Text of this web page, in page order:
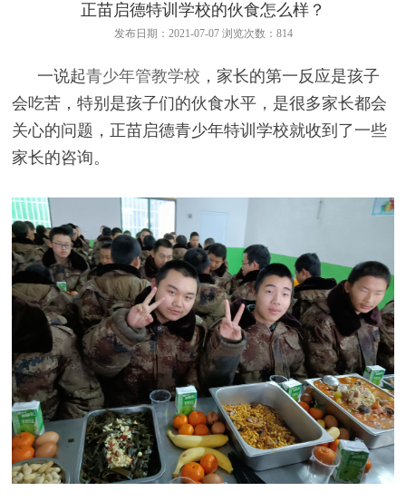
正苗启德特训学校的伙食怎么样？
发布日期：2021-07-07 浏览次数： 814
一说起青少年管教学校 ，家长的第一反应是孩子
会吃苦，特别是孩子们的伙食水平，是很多家长都会
关心的问题，正苗启德青少年特训学校就收到了一些
家长的咨询。